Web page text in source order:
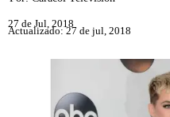
27 de Jul, 2018
Actualizado: 27 de jul, 2018